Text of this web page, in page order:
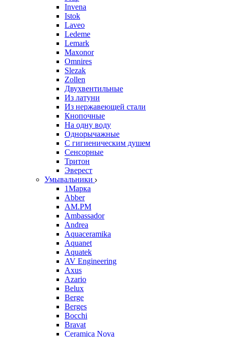
Invena
Istok
Laveo
Ledeme
Lemark
Maxonor
Omnires
Slezak
Zollen
Двухвентильные
Из латуни
Из нержавеющей стали
Кнопочные
На одну воду
Однорычажные
С гигиеническим душем
Сенсорные
Тритон
Эверест
Умывальники
1Марка
Abber
AM.PM
Ambassador
Andrea
Aquaceramika
Aquanet
Aquatek
AV Engineering
Axus
Azario
Belux
Berge
Berges
Bocchi
Bravat
Ceramica Nova